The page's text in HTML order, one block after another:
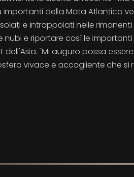
importanti della Mata Atlantica
e intrappolati nelle
e riportare così le
"Mi auguro possa
vivace e accogliente che si